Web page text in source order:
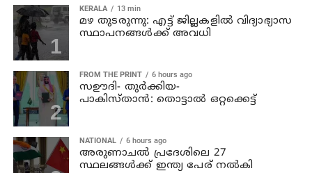
KERALA 13 min
മഴ തുടരുന്നു: എട്ട് ജില്ലകളില്‍ വിദ്യാഭ്യാസ
സ്ഥാപനങ്ങള്‍ക്ക് അവധി
FROM THE PRINT 6 hours ago
സഊദി- തുർക്കിയ-
പാകിസ്താൻ: തൊട്ടാൽ ഒറ്റക്കെട്ട്
NATIONAL 6 hours ago
അരുണാചല്‍ പ്രദേശിലെ 27
സ്ഥലങ്ങള്‍ക്ക് ഇന്ത്യ പേര് നല്‍കി